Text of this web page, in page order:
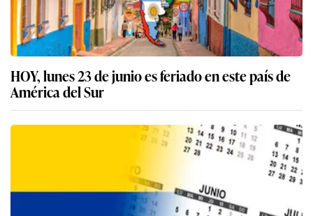
HOY, lunes 23 de junio es feriado en este país de
América del Sur